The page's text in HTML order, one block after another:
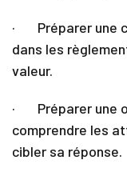
· Préparer une
dans les
valeur.
· Préparer une
comprendre les
cibler sa réponse.